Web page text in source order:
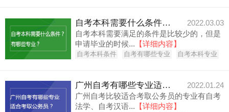
自考本科需要什么条件？有哪些专业？
2022.03.03
自考本科需要满足的条件是比较少的，但是
申请毕业的时候... 【详细内容】
自考本科条件 自考有哪些专业 自考本科专业
广州自考有哪些专业适合考取公务员？
2022.01.24
广州自考比较适合考取公务员的专业有自考
法学、自考汉语... 【详细内容】